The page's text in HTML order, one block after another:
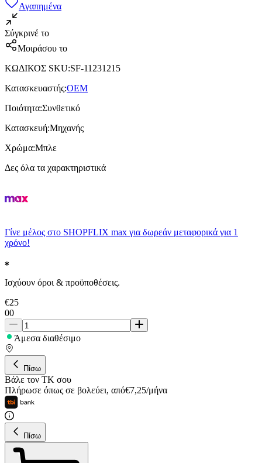
Αγαπημένα
Σύγκρινέ το
Μοιράσου το
ΚΩΔΙΚΟΣ SKU:SF-11231215
Κατασκευαστής:OEM
Ποιότητα:Συνθετικό
Κατασκευή:Μηχανής
Χρώμα:Μπλε
Δες όλα τα χαρακτηριστικά
Γίνε μέλος στο SHOPFLIX max για δωρεάν μεταφορικά για 1
χρόνο!
Ισχύουν όροι & προϋποθέσεις.
€25
00
Άμεσα διαθέσιμο
Πίσω
Βάλε τον ΤΚ σου
Πλήρωσε όπως σε βολεύει, από€7,25/μήνα
Πίσω